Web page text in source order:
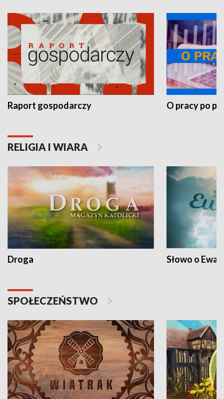
Raport gospodarczy O pracy po
RELIGIA I WIARA
Droga Słowo o
SPOŁECZEŃSTWO